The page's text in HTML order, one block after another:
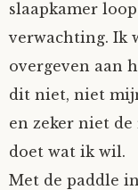
slaapkamer
verwachting. Ik
overgeven aan
dit niet, niet
en zeker niet
doet wat ik wil.
Met de paddle